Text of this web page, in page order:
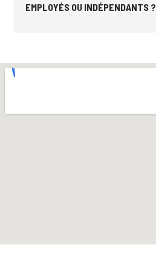
EMPLOYÉS OU INDÉPENDANTS ?